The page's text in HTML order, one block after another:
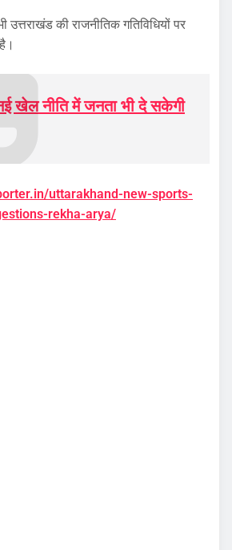
उत्तराखंड की राजनीतिक गतिविधियों पर
खेल नीति में जनता भी दे सकेगी
uttarakhand-new-sports-
rekha-arya/